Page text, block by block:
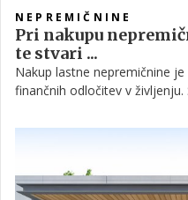
NEPREMIČNINE
Pri nakupu
te stvari ...
Nakup lastne nepremičnine
finančnih odločitev v
kupujete hišo ali stanovanje.